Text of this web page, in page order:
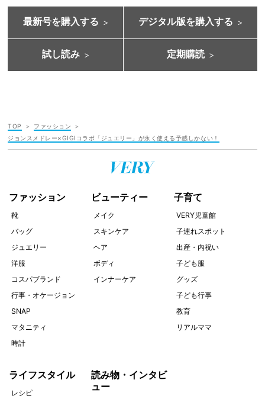
最新号を購入する デジタル版を購入する
試し読み 定期購読
TOP
ファッション
ジョンスメドレー×GIGIコラボ「ジュエリー」が永く使える予感しかない！
ファッション
靴
バッグ
ジュエリー
洋服
コスパブランド
行事・オケージョン
SNAP
マタニティ
時計
ビューティー
メイク
スキンケア
ヘア
ボディ
インナーケア
子育て
VERY児童館
子連れスポット
出産・内祝い
子ども服
グッズ
子ども行事
教育
リアルママ
ライフスタイル
レシピ
読み物・インタビ
ュー